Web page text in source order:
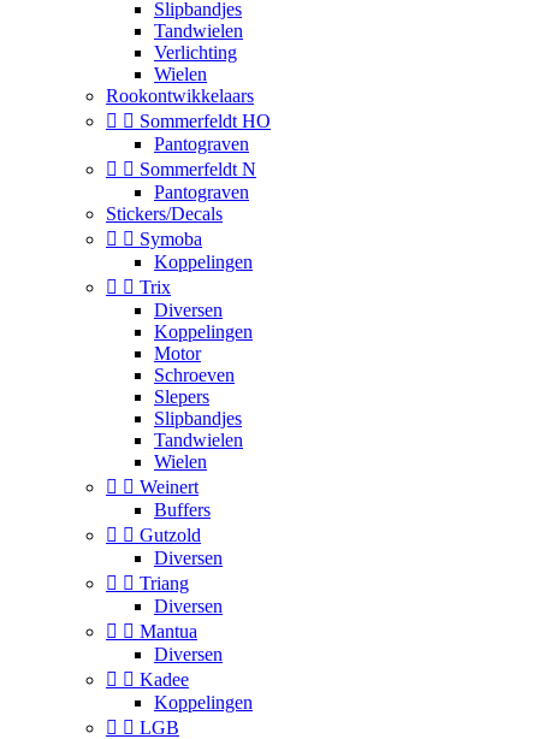
Slipbandjes
Tandwielen
Verlichting
Wielen
Rookontwikkelaars
  Sommerfeldt HO
Pantograven
  Sommerfeldt N
Pantograven
Stickers/Decals
  Symoba
Koppelingen
  Trix
Diversen
Koppelingen
Motor
Schroeven
Slepers
Slipbandjes
Tandwielen
Wielen
  Weinert
Buffers
  Gutzold
Diversen
  Triang
Diversen
  Mantua
Diversen
  Kadee
Koppelingen
  LGB